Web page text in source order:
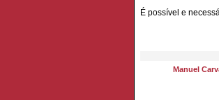
É possível e
Manuel